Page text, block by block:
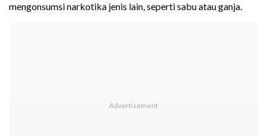
mengonsumsi narkotika jenis lain, seperti sabu atau ganja.